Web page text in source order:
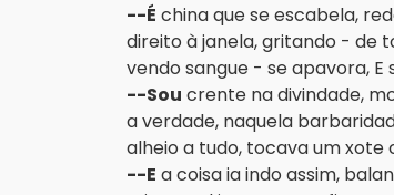
--É china que se escabela,
direito à janela, gritando - de
vendo sangue - se apavora,
--Sou crente na divindade,
a verdade, naquela
alheio a tudo, tocava um xote
--E a coisa ia indo assim,